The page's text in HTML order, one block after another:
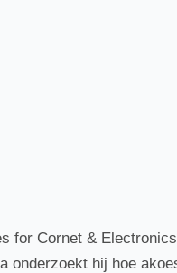
for Cornet &
onderzoekt hij hoe